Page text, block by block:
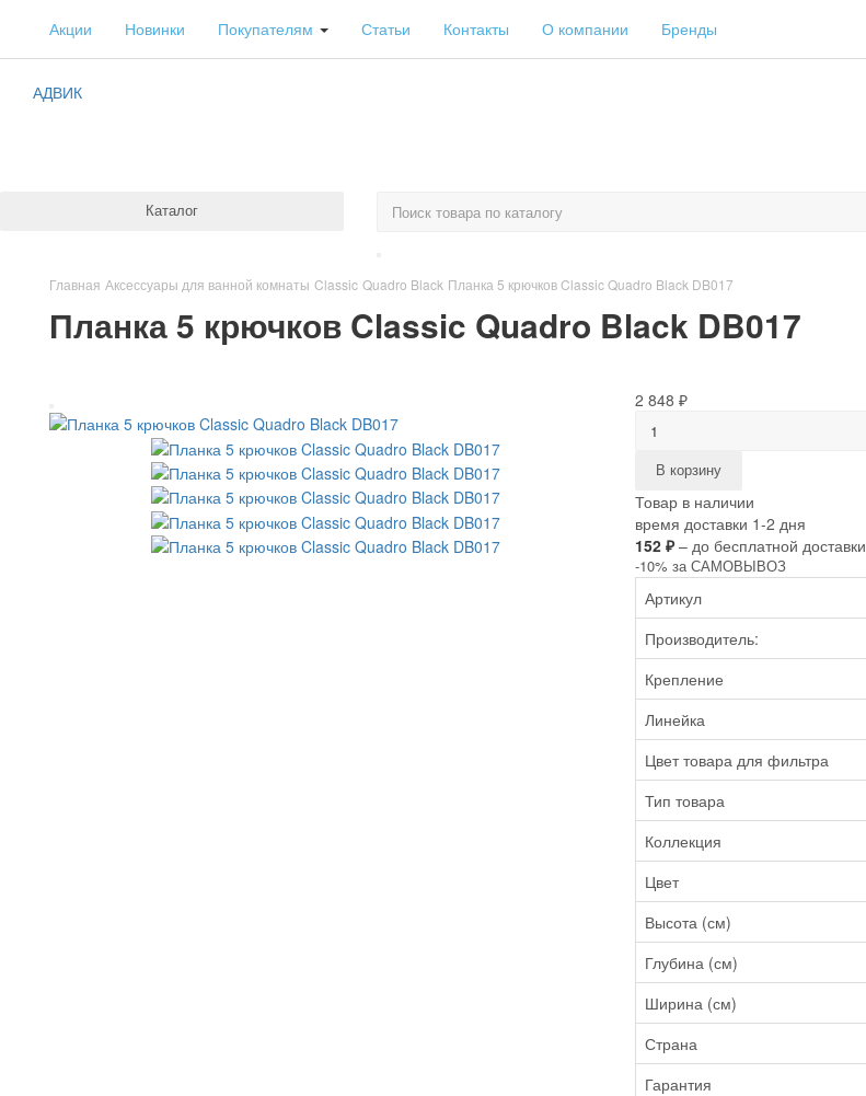
Акции Новинки Покупателям Статьи Контакты О компании Бренды
АДВИК
Каталог
Главная Аксессуары для ванной комнаты Classic Quadro Black Планка 5 крючков Classic Quadro Black DB017
Планка 5 крючков Classic Quadro Black DB017
2 848 ₽
В корзину
Товар в наличии
время доставки 1-2 дня
152 ₽– до бесплатной доставки
-10% за САМОВЫВОЗ
Артикул
Производитель:
Крепление
Линейка
Цвет товара для фильтра
Тип товара
Коллекция
Цвет
Высота (см)
Глубина (см)
Ширина (см)
Страна
Гарантия